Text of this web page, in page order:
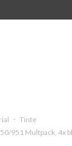
Tinte
951 Multpack, 4x